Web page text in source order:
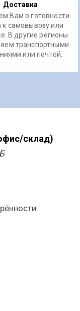
Доставка
Вам о готовности
к самовывозу или
В другие регионы
транспортными
или почтой.
склад)